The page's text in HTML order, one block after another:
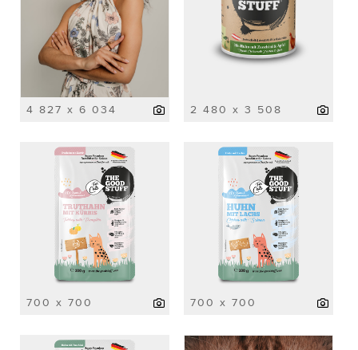
4 827 x 6 034 2 480 x 3 508
700 x 700 700 x 700